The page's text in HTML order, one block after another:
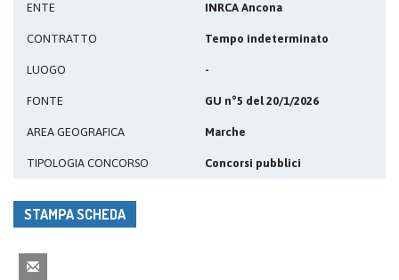
ENTE INRCA Ancona
CONTRATTO Tempo indeterminato
LUOGO -
FONTE GU n°5 del 20/1/2026
AREA GEOGRAFICA Marche
TIPOLOGIA CONCORSO Concorsi pubblici
STAMPA SCHEDA